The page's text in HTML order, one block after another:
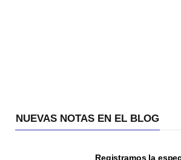
NUEVAS NOTAS EN EL BLOG
Registramos la